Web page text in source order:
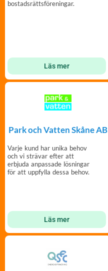
bostadsrättsföreningar.
Läs mer
Park och Vatten Skåne AB
Varje kund har unika behov
och vi strävar efter att
erbjuda anpassade lösningar
för att uppfylla dessa behov.
Läs mer